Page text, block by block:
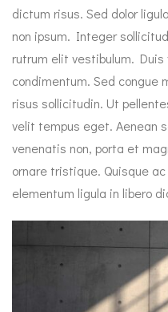
dictum risus. Sed dolor
non ipsum. Integer
rutrum elit vestibulum.
condimentum. Sed congue
risus sollicitudin. Ut
velit tempus eget. Aenean
venenatis non, porta et
ornare tristique. Quisque
elementum ligula in libero